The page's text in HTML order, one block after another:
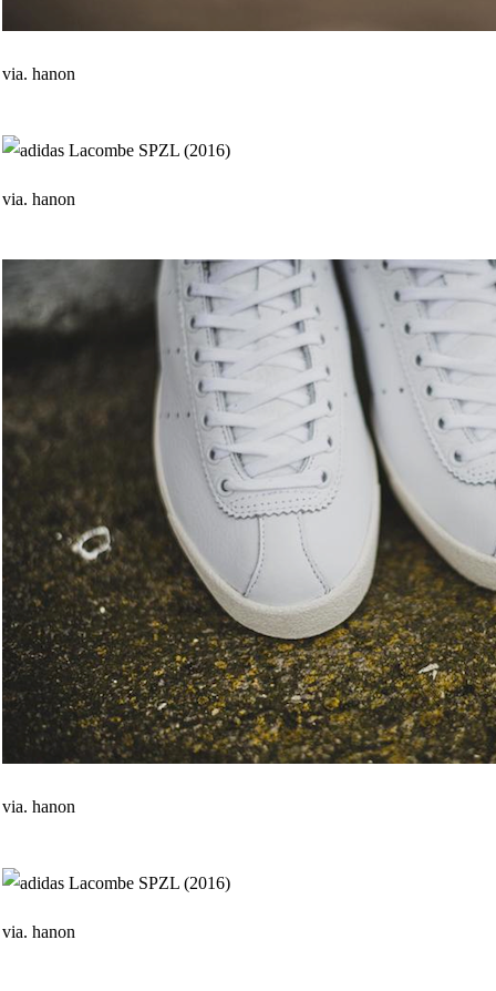
via. hanon
via. hanon
via. hanon
via. hanon